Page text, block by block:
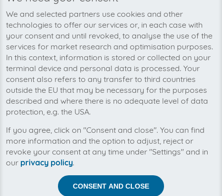
Amazon Seller Central Europe Rechnungen an
einem Ort verwalten. Unsere Cloud-Software
spart Ihnen Zeit, Geld und Nerven.
Zwischen invoicefetcher® und Amazon Seller Central
Europe besteht keine Geschäftsbeziehung.
We and selected partners use cookies and other
technologies to offer our services or, in each case with
your consent and until revoked, to analyse the use of the
services for market research and optimisation purposes.
In this context, information is stored or collected on your
terminal device and personal data is processed. Your
consent also refers to any transfer to third countries
outside the EU that may be necessary for the purposes
described and where there is no adequate level of data
protection, e.g. the USA.
If you agree, click on "Consent and close". You can find
more information and the option to adjust, reject or
revoke your consent at any time under "Settings" and in
our privacy policy.
CONSENT AND CLOSE